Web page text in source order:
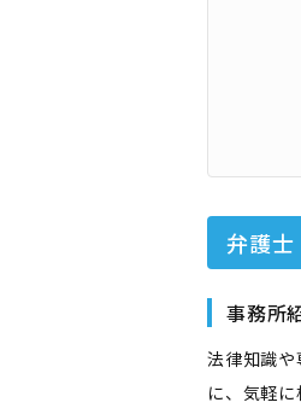
弁護士
事務所
法律知識
に、気軽